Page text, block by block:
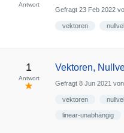
Antwort
Gefragt 23 Feb 2022
vektoren
1
Antwort
Vektoren,
Gefragt 8 Jun 2021 von
vektoren
linear-unabhängig